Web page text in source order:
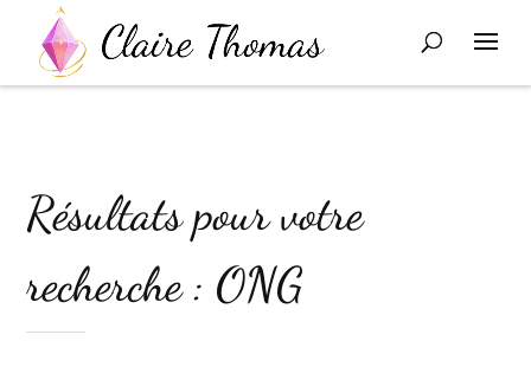
Résultats pour votre
recherche : ONG